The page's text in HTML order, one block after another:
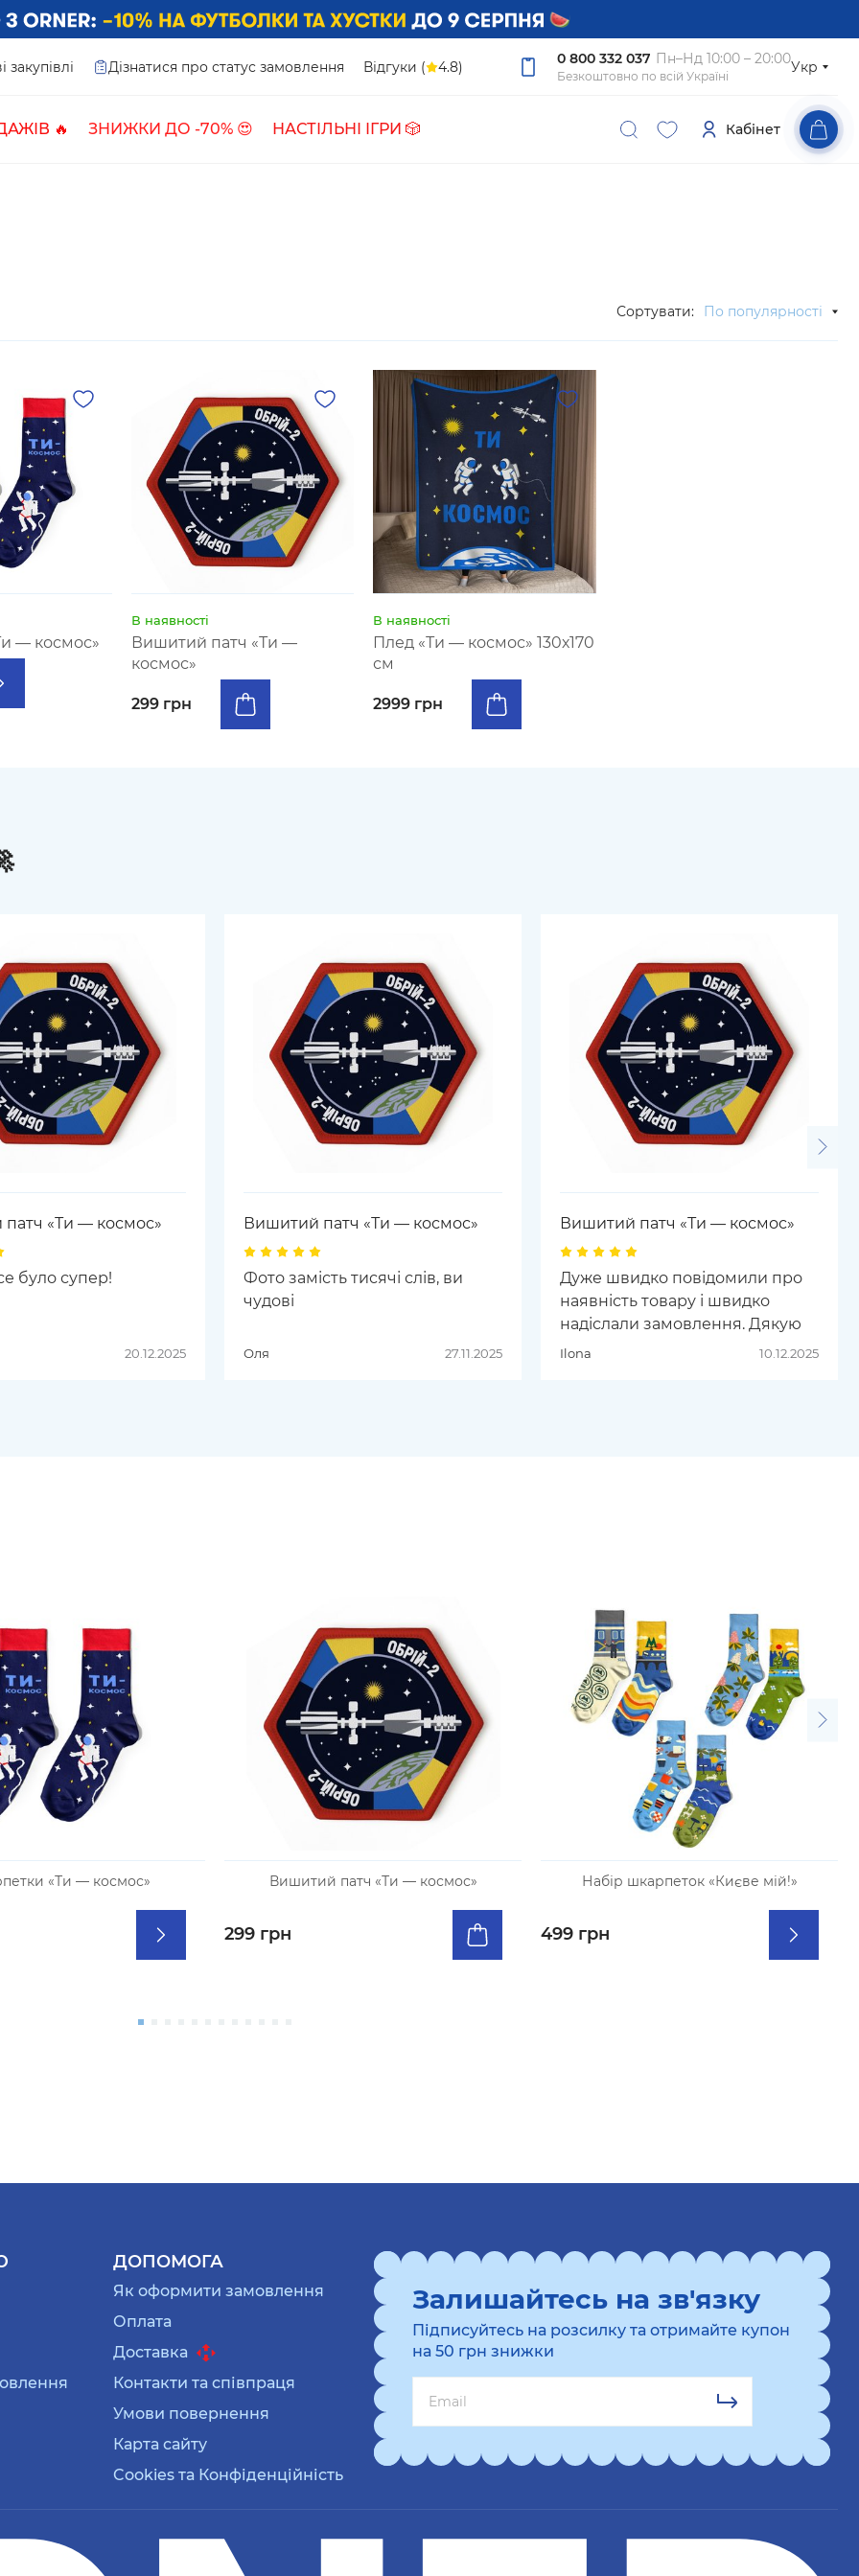
закупівлі Дізнатися про статус замовлення Відгуки ( 4.8) 0 800 332 037 Пн–Нд 10:00 – 20:00
Безкоштовно по всій Україні
Укр
🔥 ЗНИЖКИ ДО -70% 😍 НАСТІЛЬНІ ІГРИ 🎲 Кабінет
Сортувати: По популярності
— космос»
В наявності
Вишитий патч «Ти —
космос»
299 грн
В наявності
Плед «Ти — космос» 130х170
см
2999 грн
«Ти — космос»
було супер!
20.12.2025
Вишитий патч «Ти — космос»
Фото замість тисячі слів, ви
чудові
Оля 27.11.2025
Вишитий патч «Ти — космос»
Дуже швидко повідомили про
наявність товару і швидко
надіслали замовлення. Дякую
Ilona 10.12.2025
«Ти — космос» Вишитий патч «Ти — космос»
299 грн
Набір шкарпеток «Києве мій!»
499 грн
ДОПОМОГА
Як оформити замовлення
Оплата
Доставка
Контакти та співпраця
Умови повернення
Карта сайту
Cookies та Конфіденційність
Залишайтесь на зв'язку
Підписуйтесь на розсилку та отримайте купон
на 50 грн знижки